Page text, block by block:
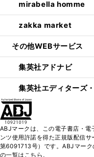
mirabella homme
zakka market
その他WEBサービス
集英社アドナビ
集英社エディターズ
ABJマークは、この電子書店・電
ンツ使用許諾を得た正規版配信
第6091713号）です。ABJマー
の一覧はこちら。